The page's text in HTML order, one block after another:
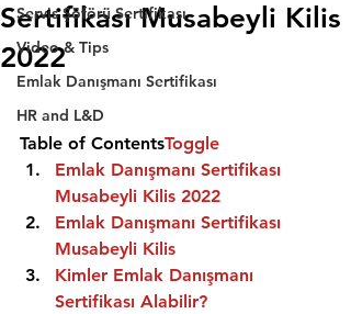
Servis Şöförü Sertifikası
Video & Tips
Emlak Danışmanı Sertifikası
HR and L&D
Sertifikası Musabeyli Kilis
2022
Table of ContentsToggle
Emlak Danışmanı Sertifikası
Musabeyli Kilis 2022
Emlak Danışmanı Sertifikası
Musabeyli Kilis
Kimler Emlak Danışmanı
Sertifikası Alabilir?